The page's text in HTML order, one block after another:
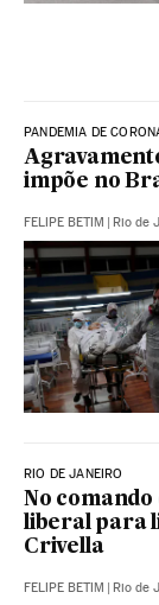
PANDEMIA DE
impõe no
FELIPE BETIM | Rio de
RIO DE JANEIRO
No
liberal para
Crivella
FELIPE BETIM | Rio de